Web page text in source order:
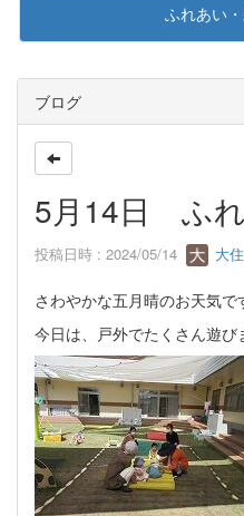
ふれあい
ブログ
5月14日 ふ
投稿日時 : 2024/05/14 大
さわやかな五月晴のお天気で
今日は、戸外でたくさん遊び